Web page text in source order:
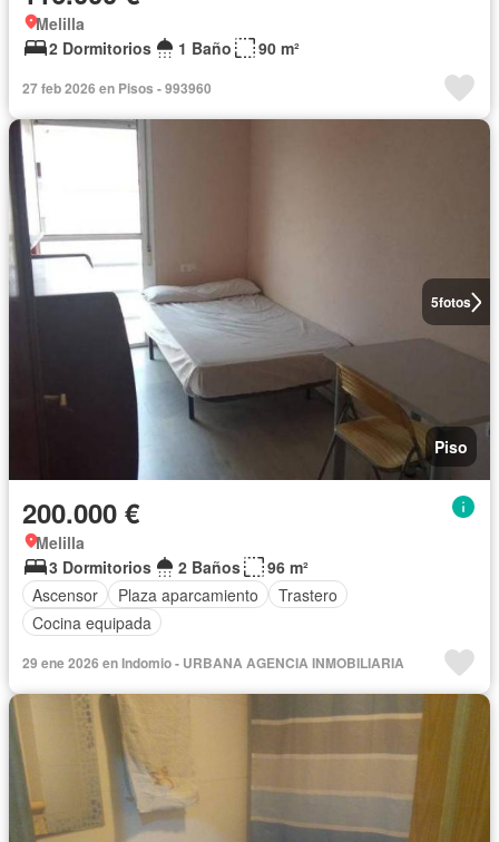
Melilla
2 Dormitorios
1 Baño 90 m²
27 feb 2026 en Pisos - 993960
5fotos
Piso
200.000 €
Melilla
3 Dormitorios
2 Baños
96 m²
Ascensor
Plaza aparcamiento
Trastero
Cocina equipada
29 ene 2026 en Indomio - URBANA AGENCIA INMOBILIARIA